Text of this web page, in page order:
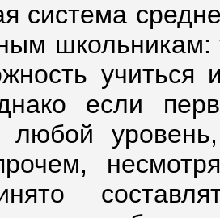
система
школьникам:
учиться
если
любой